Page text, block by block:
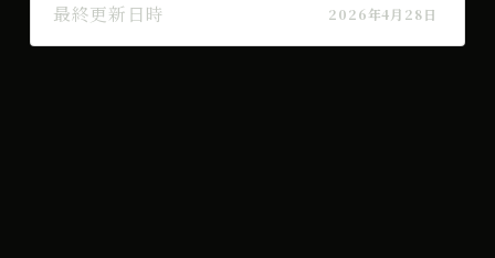
最終更新日時 2026年4月28日